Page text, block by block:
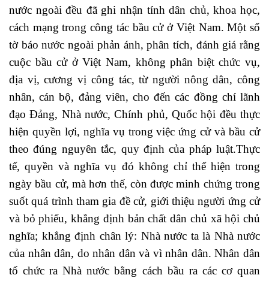
nước ngoài đều đã ghi nhận tính dân chủ, khoa học,
cách mạng trong công tác bầu cử ở Việt Nam. Một số
tờ báo nước ngoài phản ánh, phân tích, đánh giá rằng
cuộc bầu cử ở Việt Nam, không phân biệt chức vụ,
địa vị, cương vị công tác, từ người nông dân, công
nhân, cán bộ, đảng viên, cho đến các đồng chí lãnh
đạo Đảng, Nhà nước, Chính phủ, Quốc hội đều thực
hiện quyền lợi, nghĩa vụ trong việc ứng cử và bầu cử
theo đúng nguyên tắc, quy định của pháp luật.Thực
tế, quyền và nghĩa vụ đó không chỉ thể hiện trong
ngày bầu cử, mà hơn thế, còn được minh chứng trong
suốt quá trình tham gia đề cử, giới thiệu người ứng cử
và bỏ phiếu, khẳng định bản chất dân chủ xã hội chủ
nghĩa; khẳng định chân lý: Nhà nước ta là Nhà nước
của nhân dân, do nhân dân và vì nhân dân. Nhân dân
tổ chức ra Nhà nước bằng cách bầu ra các cơ quan